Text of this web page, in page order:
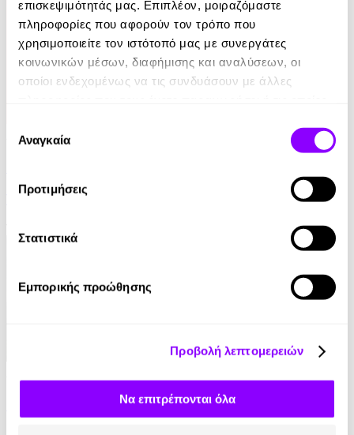
επισκεψιμότητάς μας. Επιπλέον, μοιραζόμαστε
πληροφορίες που αφορούν τον τρόπο που
χρησιμοποιείτε τον ιστότοπό μας με συνεργάτες
κοινωνικών μέσων, διαφήμισης και αναλύσεων, οι
οποίοι ενδεχομένως να τις συνδυάσουν με άλλες
των υπηρεσιών τους.
συγκατάθεσης
Αναγκαία
Προτιμήσεις
Στατιστικά
Εμπορικής προώθησης
Προβολή λεπτομερειών
Να επιτρέπονται όλα
Audiobook
Yael Van Der Wouden
Ο Τελευταίος των Μοϊκανών